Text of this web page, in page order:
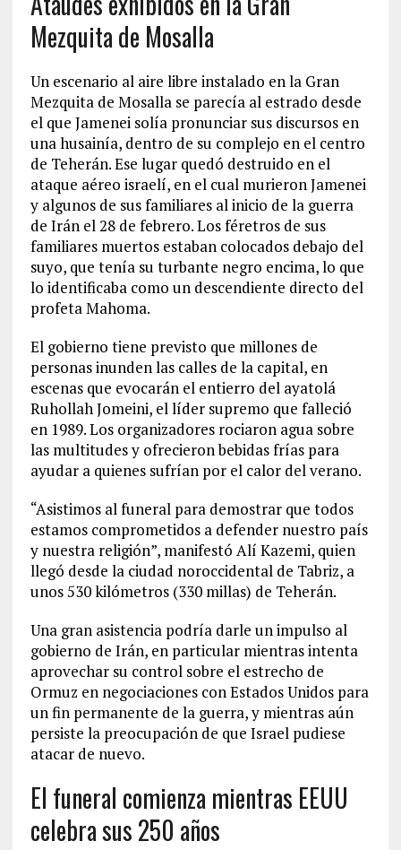
Mezquita de Mosalla
Un escenario al aire libre instalado en la Gran
Mezquita de Mosalla se parecía al estrado desde
el que Jamenei solía pronunciar sus discursos en
una husainía, dentro de su complejo en el centro
de Teherán. Ese lugar quedó destruido en el
ataque aéreo israelí, en el cual murieron Jamenei
y algunos de sus familiares al inicio de la guerra
de Irán el 28 de febrero. Los féretros de sus
familiares muertos estaban colocados debajo del
suyo, que tenía su turbante negro encima, lo que
lo identificaba como un descendiente directo del
profeta Mahoma.
El gobierno tiene previsto que millones de
personas inunden las calles de la capital, en
escenas que evocarán el entierro del ayatolá
Ruhollah Jomeini, el líder supremo que falleció
en 1989. Los organizadores rociaron agua sobre
las multitudes y ofrecieron bebidas frías para
ayudar a quienes sufrían por el calor del verano.
“Asistimos al funeral para demostrar que todos
estamos comprometidos a defender nuestro país
y nuestra religión”, manifestó Alí Kazemi, quien
llegó desde la ciudad noroccidental de Tabriz, a
unos 530 kilómetros (330 millas) de Teherán.
Una gran asistencia podría darle un impulso al
gobierno de Irán, en particular mientras intenta
aprovechar su control sobre el estrecho de
Ormuz en negociaciones con Estados Unidos para
un fin permanente de la guerra, y mientras aún
persiste la preocupación de que Israel pudiese
atacar de nuevo.
El funeral comienza mientras EEUU
celebra sus 250 años